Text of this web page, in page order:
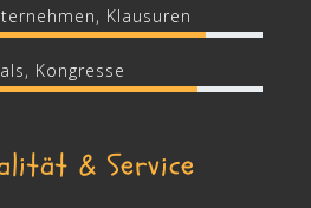
Klausuren
Kongresse
& Service